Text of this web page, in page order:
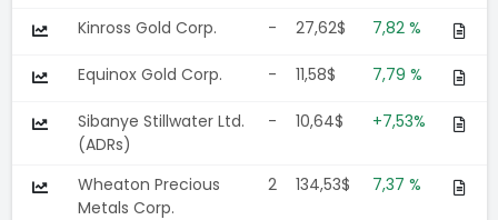
Kinross Gold Corp. - 27,62$ 7,82 %
Equinox Gold Corp. - 11,58$ 7,79 %
Sibanye Stillwater Ltd.
(ADRs)
- 10,64$ +7,53%
Wheaton Precious
Metals Corp.
2 134,53$ 7,37 %